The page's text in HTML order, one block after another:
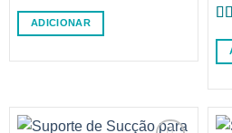
ADICIONAR